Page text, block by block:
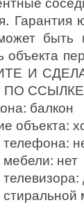
Гарантия
объекта
И
ПО
балкон
объекта:
телефона:
мебели: нет